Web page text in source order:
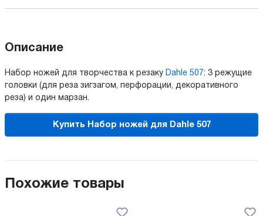
Описание
Набор ножей для творчества к резаку Dahle 507: 3 режущие
головки (для реза зигзагом, перфорации, декоративного
реза) и один марзан.
Купить Набор ножей для Dahle 507
Похожие товары